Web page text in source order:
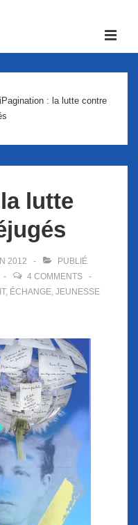
iPagination : la lutte contre
lutte
2012
PUBLIÉ
4 COMMENTS
, ÉCHANGE, JEUNESSE